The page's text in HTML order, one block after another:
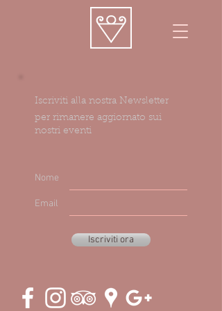
Iscriviti alla nostra Newsletter
per rimanere aggiornato sui
nostri eventi
Nome
Email
Iscriviti ora